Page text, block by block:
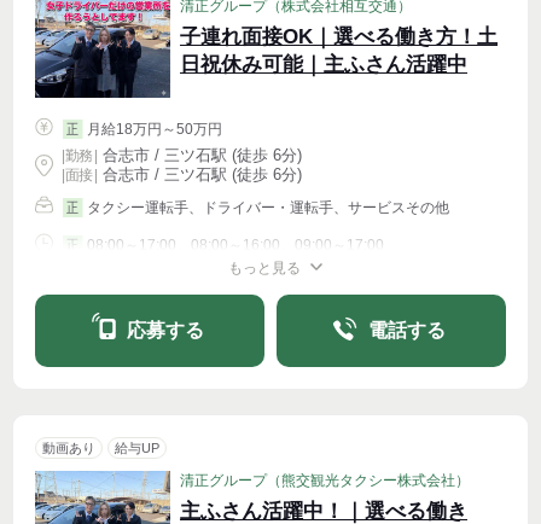
清正グループ（株式会社相互交通）
子連れ面接OK｜選べる働き方！土
日祝休み可能｜主ふさん活躍中
正
月給18万円～50万円
|勤務 合志市 / 三ツ石駅 (徒歩 6分)
| 面接 | 合志市 / 三ツ石駅 (徒歩 6分)
正 タクシー運転手、ドライバー・運転手、サービスその他
正 08:00～17:00、08:00～16:00、09:00～17:00
もっと見る
応募する 電話する
動画あり 給与UP
清正グループ（熊交観光タクシー株式会社）
主ふさん活躍中！｜選べる働き